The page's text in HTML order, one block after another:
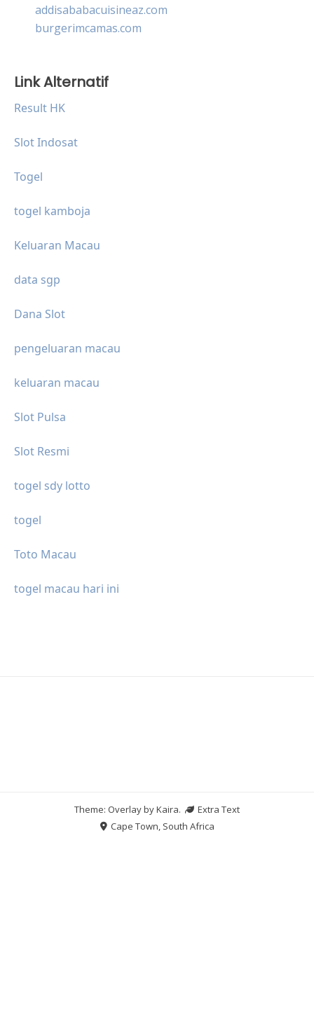
addisababacuisineaz.com
burgerimcamas.com
Link Alternatif
Result HK
Slot Indosat
Togel
togel kamboja
Keluaran Macau
data sgp
Dana Slot
pengeluaran macau
keluaran macau
Slot Pulsa
Slot Resmi
togel sdy lotto
togel
Toto Macau
togel macau hari ini
Theme: Overlay byKaira.
Extra Text
Cape Town, South Africa